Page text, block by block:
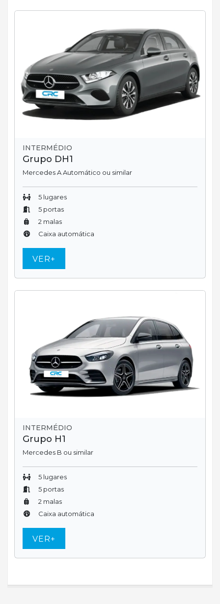
INTERMÉDIO
Grupo DH1
Mercedes A Automático ou similar
5 lugares
5 portas
2 malas
Caixa automática
VER+
INTERMÉDIO
Grupo H1
Mercedes B ou similar
5 lugares
5 portas
2 malas
Caixa automática
VER+